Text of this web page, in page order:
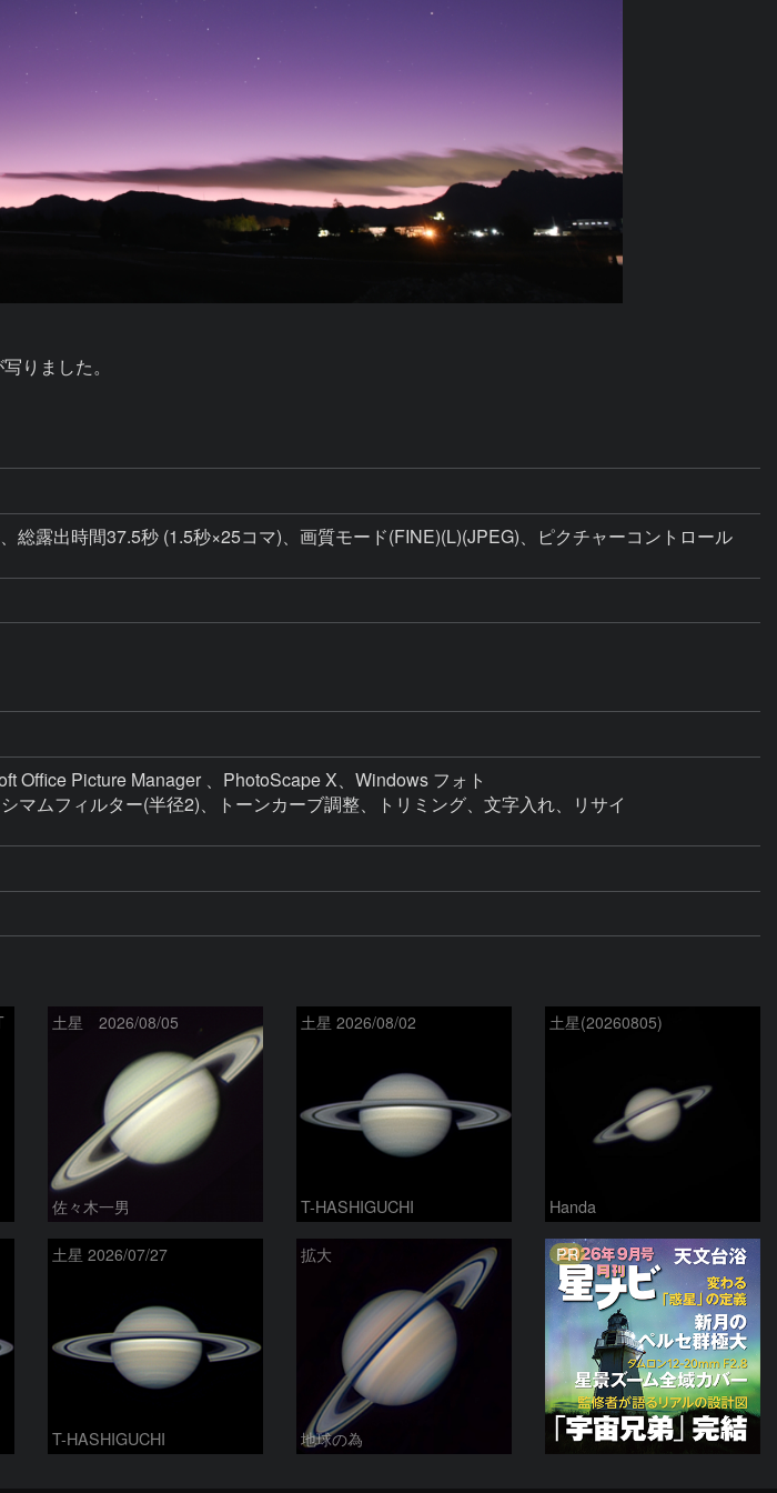
りました。
総露出時間37.5秒 (1.5秒×25コマ)、画質モード(FINE)(L)(JPEG)、ピクチャーコントロール
ター無し
Office Picture Manager 、PhotoScape X、Windows フォト
ムフィルター(半径2)、トーンカーブ調整、トリミング、文字入れ、リサイ
土星 2026/08/05
佐々木一男
土星 2026/08/02
T-HASHIGUCHI
土星(20260805)
Handa
土星 2026/07/27
T-HASHIGUCHI
拡大
地球の為
PR